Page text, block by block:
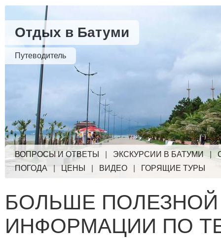
Отдых в Батуми
Путеводитель
ВОПРОСЫ И ОТВЕТЫ ЭКСКУРСИИ В БАТУМИ|
ПОГОДА
ЦЕНЫ ВИДЕО ГОРЯЩИЕ ТУРЫ
БОЛЬШЕ ПОЛЕЗНОЙ
ИНФОРМАЦИИ ПО